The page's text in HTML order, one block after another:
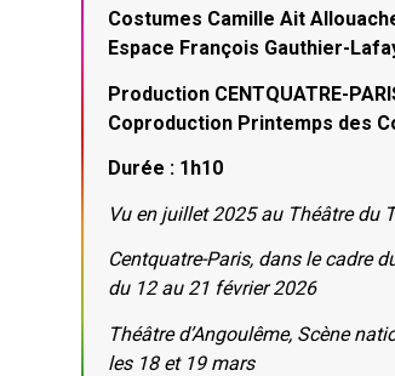
Costumes Camille Ait
Espace François Gauthier-
Production CENTQUATRE-
Coproduction Printemps des
Durée : 1h10
Vu en juillet 2025 au Théâtre du
Centquatre-Paris, dans le cadre
du 12 au 21 février 2026
Théâtre d’Angoulême, Scène
les 18 et 19 mars